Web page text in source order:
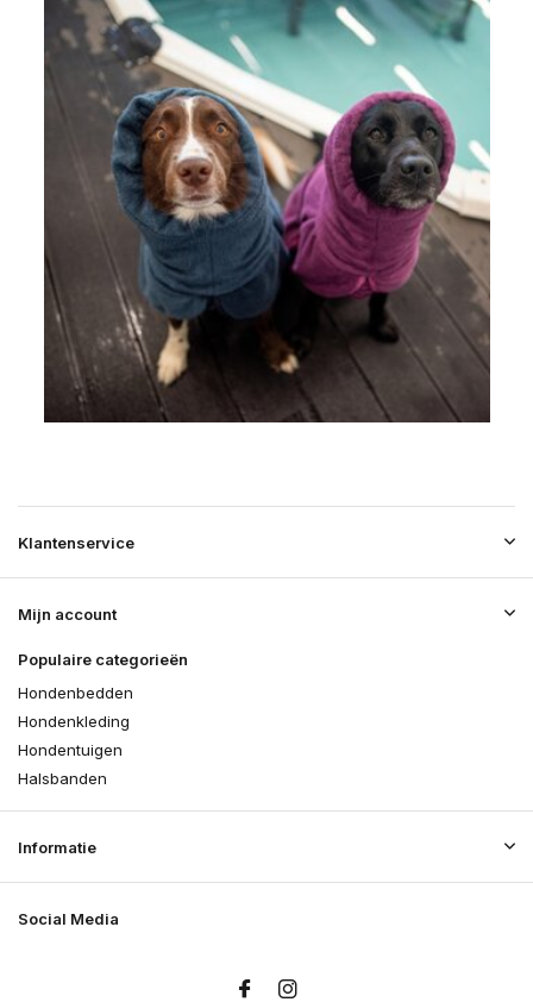
Klantenservice
Mijn account
Populaire categorieën
Hondenbedden
Hondenkleding
Hondentuigen
Halsbanden
Informatie
Social Media